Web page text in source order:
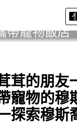
帶寵物飯店
茸的朋友
寵物的穆
探索穆斯